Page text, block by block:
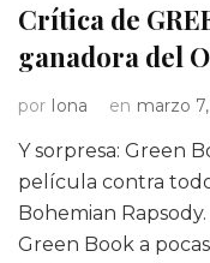
Crítica de
ganadora del
por Iona en marzo
Y sorpresa: Green
película contra
Bohemian
Green Book a